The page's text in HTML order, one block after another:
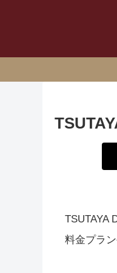
TSUTAYA
料金プラ